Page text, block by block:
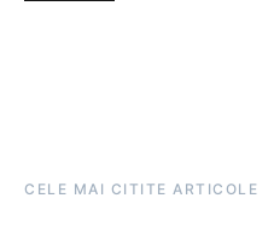
CELE MAI CITITE ARTICOLE